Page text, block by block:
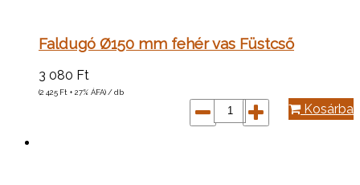
Faldugó Ø150 mm fehér vas Füstcső
3 080 Ft
(2 425 Ft + 27% ÁFA) / db
Kosárba